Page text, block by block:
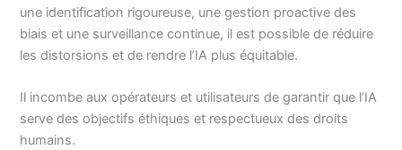
une identification rigoureuse, une gestion proactive des
biais et une surveillance continue, il est possible de réduire
les distorsions et de rendre l’IA plus équitable.
Il incombe aux opérateurs et utilisateurs de garantir que l’IA
serve des objectifs éthiques et respectueux des droits
humains.